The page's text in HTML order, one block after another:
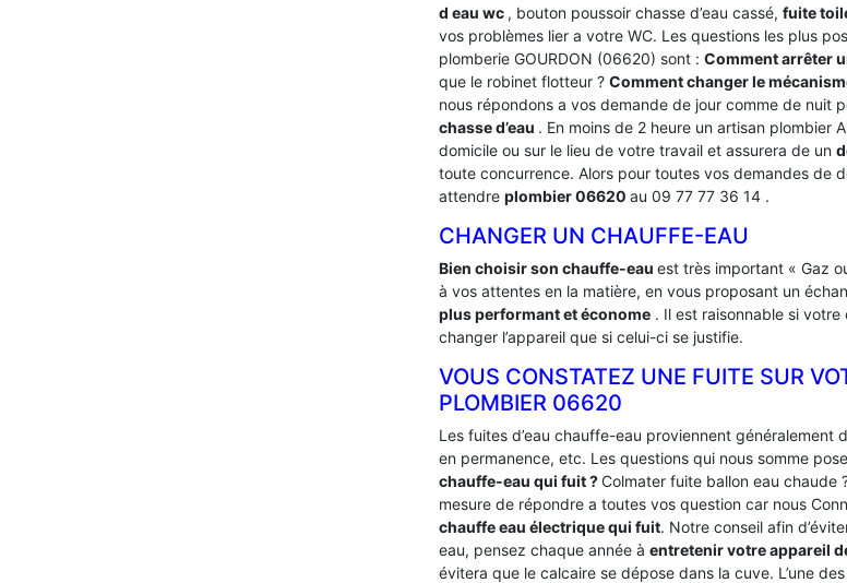
d eau wc , bouton poussoir chasse d’eau cassé, fuite
vos problèmes lier a votre WC. Les questions les plus
plomberie GOURDON (06620) sont : Comment arrêter
que le robinet flotteur ? Comment changer le
nous répondons a vos demande de jour comme de nuit
chasse d’eau . En moins de 2 heure un artisan plombier
domicile ou sur le lieu de votre travail et assurera de un
toute concurrence. Alors pour toutes vos demandes de
attendre plombier 06620 au 09 77 77 36 14 .
CHANGER UN CHAUFFE-EAU
Bien choisir son chauffe-eau est très important « Gaz
à vos attentes en la matière, en vous proposant un
plus performant et économe . Il est raisonnable si
changer l’appareil que si celui-ci se justifie.
VOUS CONSTATEZ UNE FUITE SUR
PLOMBIER 06620
Les fuites d’eau chauffe-eau proviennent généralement
en permanence, etc. Les questions qui nous somme
chauffe-eau qui fuit ?Colmater fuite ballon eau chaude
mesure de répondre a toutes vos question car nous
chauffe eau électrique qui fuit. Notre conseil afin
eau, pensez chaque année à entretenir votre appareil
évitera que le calcaire se dépose dans la cuve. L’une